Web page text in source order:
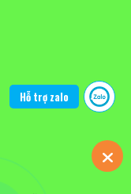
Hỗ trợ zalo